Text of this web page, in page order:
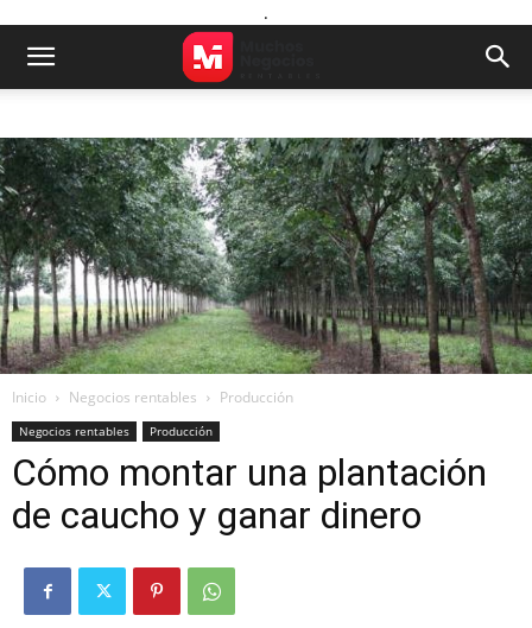
.
Inicio Negocios rentables Producción
Negocios rentables Producción
Cómo montar una plantación
de caucho y ganar dinero